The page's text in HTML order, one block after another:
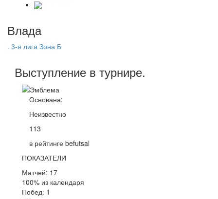
Влада
. 3-я лига Зона Б
Выступление в турнире.
Основана:
Неизвестно
113
в рейтинге befutsal
ПОКАЗАТЕЛИ
Матчей: 17
100% из календаря
Побед: 1